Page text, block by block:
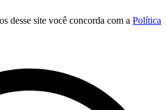
desse site você concorda com a Política